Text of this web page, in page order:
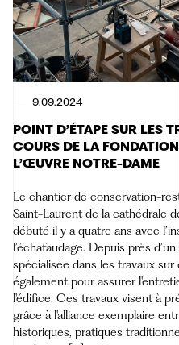
9.09.2024
POINT D’ÉTAPE SUR LES
COURS DE LA
L’ŒUVRE NOTRE-DAME
Le chantier de conservation-
Saint-Laurent de la cathédrale
débuté il y a quatre ans avec
l’échafaudage. Depuis près d’un
spécialisée dans les travaux
également pour assurer
l'édifice. Ces travaux visent à
grâce à l'alliance exemplaire
historiques, pratiques